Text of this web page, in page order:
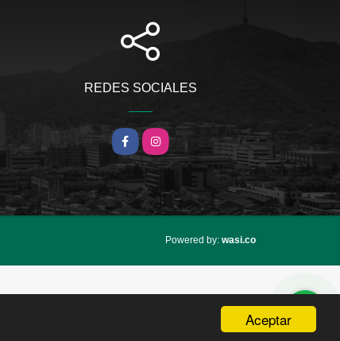
Aceptar
REDES SOCIALES
Facebook
Instagram
Powered by: wasi.co